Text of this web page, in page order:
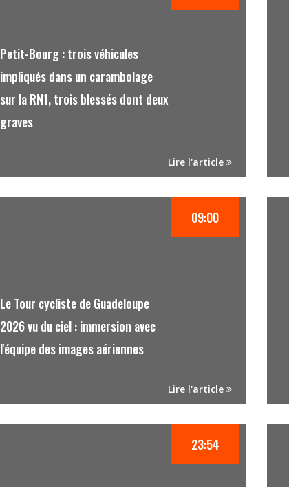
Petit-Bourg : trois véhicules
impliqués dans un carambolage
sur la RN1, trois blessés dont deux
graves
Lire l'article
Le Tour cycliste de Guadeloupe
2026 vu du ciel : immersion avec
l'équipe des images aériennes
09:00
Lire l'article
23:54